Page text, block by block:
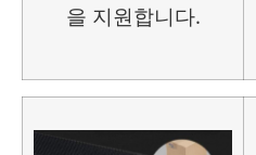
을 지원합니다.